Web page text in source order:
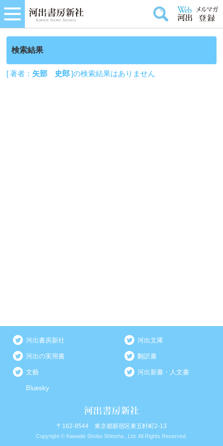
検索結果
[ 著者： 矢部 史郎]の検索結果はありません
河出書房新社 河出文庫
河出の実用書 翻訳書
文藝 河出新書・人文書
Bluesky
〒162-8544 東京都新宿区東五軒町2-13
Copyright © Kawade Shobo Shinsha., Ltd. All Rights Reserved.